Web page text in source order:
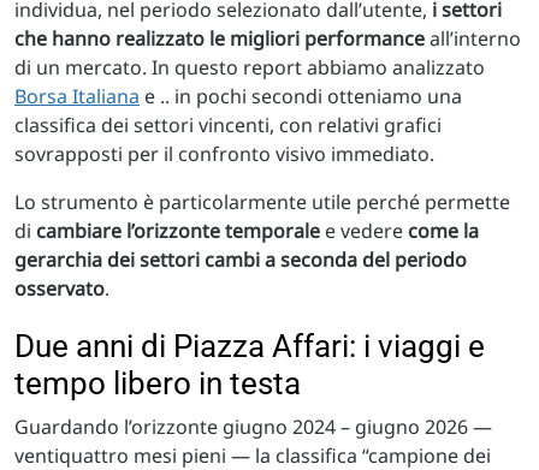
individua, nel periodo selezionato dall’utente, i settori
che hanno realizzato le migliori performanceall’interno
di un mercato. In questo report abbiamo analizzato
Borsa Italiana e .. in pochi secondi otteniamo una
classifica dei settori vincenti, con relativi grafici
sovrapposti per il confronto visivo immediato.
Lo strumento è particolarmente utile perché permette
di cambiare l’orizzonte temporale e vedere come la
gerarchia dei settori cambi a seconda del periodo
osservato.
Due anni di Piazza Affari: i viaggi e
tempo libero in testa
Guardando l’orizzonte giugno 2024 – giugno 2026 —
ventiquattro mesi pieni — la classifica “campione dei